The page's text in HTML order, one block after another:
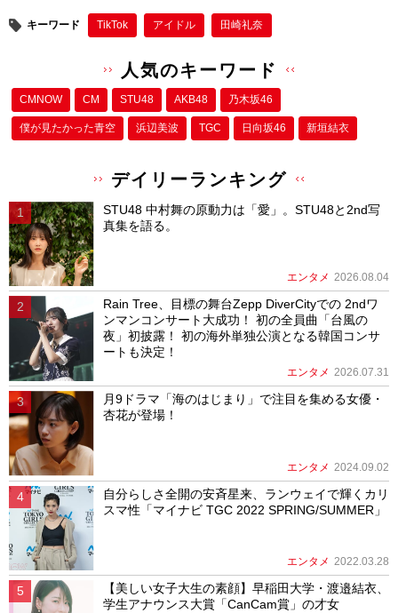
キーワード TikTok アイドル 田崎礼奈
人気のキーワード
CMNOW CM STU48 AKB48 乃木坂46
僕が⾒たかった⻘空 浜辺美波 TGC 日向坂46 新垣結衣
デイリーランキング
STU48 中村舞の原動力は「愛」。STU48と2nd写
真集を語る。
エンタメ 2026.08.04
Rain Tree、目標の舞台Zepp DiverCityでの 2ndワ
ンマンコンサート大成功！ 初の全員曲「台風の
夜」初披露！ 初の海外単独公演となる韓国コンサ
ートも決定！
エンタメ 2026.07.31
月9ドラマ「海のはじまり」で注目を集める女優・
杏花が登場！
エンタメ 2024.09.02
自分らしさ全開の安斉星来、ランウェイで輝くカリ
スマ性「マイナビ TGC 2022 SPRING/SUMMER」
エンタメ 2022.03.28
【美しい女子大生の素顔】早稲田大学・渡邉結衣、
学生アナウンス大賞「CanCam賞」の才女